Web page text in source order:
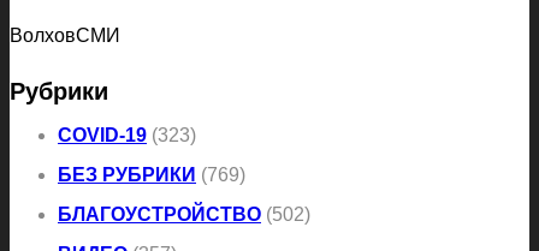
ВолховСМИ
Рубрики
COVID-19 (323)
БЕЗ РУБРИКИ (769)
БЛАГОУСТРОЙСТВО (502)